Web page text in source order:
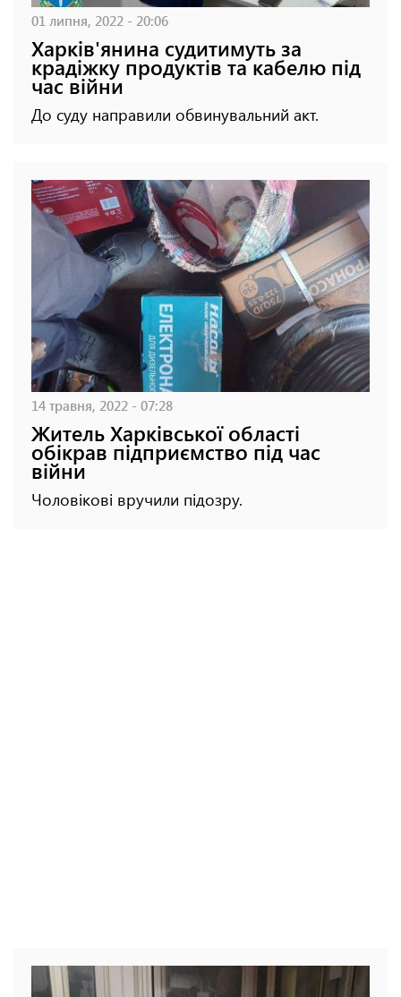
01 липня, 2022 - 20:06
Харків'янина судитимуть за
крадіжку продуктів та кабелю під
час війни
До суду направили обвинувальний акт.
14 травня, 2022 - 07:28
Житель Харківської області
обікрав підприємство під час
війни
Чоловікові вручили підозру.